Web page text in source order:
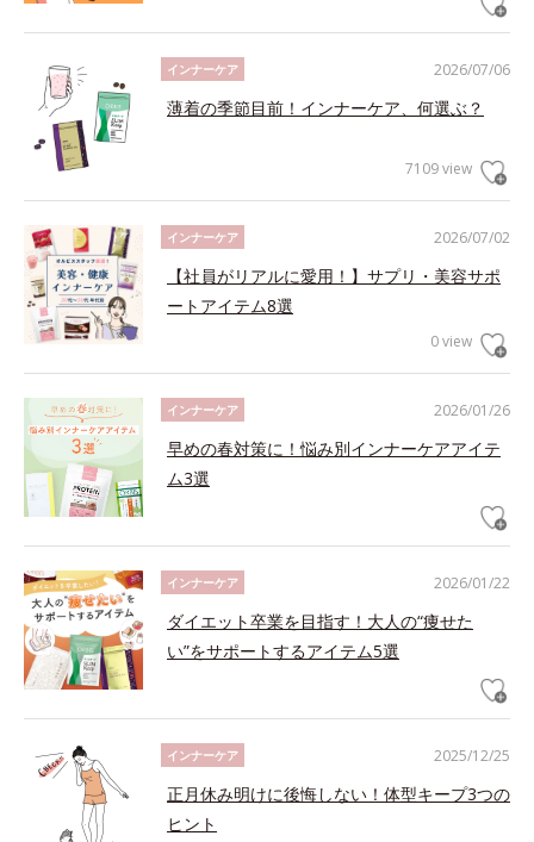
2026/07/06
インナーケア
薄着の季節目前！インナーケア、何選ぶ？
7109 view
2026/07/02
インナーケア
【社員がリアルに愛用！】サプリ・美容サポ
ートアイテム8選
0 view
2026/01/26
インナーケア
早めの春対策に！悩み別インナーケアアイテ
ム3選
2026/01/22
インナーケア
ダイエット卒業を目指す！大人の“痩せた
い”をサポートするアイテム5選
2025/12/25
インナーケア
正月休み明けに後悔しない！体型キープ3つの
ヒント